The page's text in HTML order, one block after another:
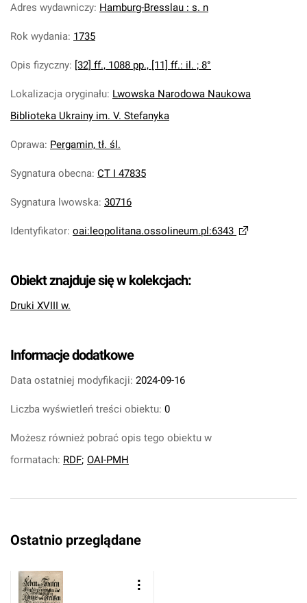
Adres wydawniczy: Hamburg-Bresslau : s. n
Rok wydania: 1735
Opis fizyczny: [32] ff., 1088 pp., [11] ff.: il. ; 8°
Lokalizacja oryginału: Lwowska Narodowa Naukowa
Biblioteka Ukrainy im. V. Stefanyka
Oprawa: Pergamin, tł. śl.
Sygnatura obecna: CT I 47835
Sygnatura lwowska: 30716
Identyfikator: oai:leopolitana.ossolineum.pl:6343
Obiekt znajduje się w kolekcjach:
Druki XVIII w.
Informacje dodatkowe
Data ostatniej modyfikacji: 2024-09-16
Liczba wyświetleń treści obiektu: 0
Możesz również pobrać opis tego obiektu w
formatach: RDF; OAI-PMH
Ostatnio przeglądane